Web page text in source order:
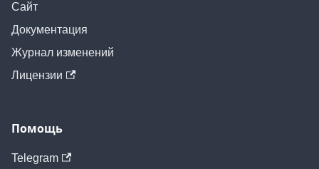
Сайт
Документация
Журнал изменений
Лицензии
Помощь
Telegram